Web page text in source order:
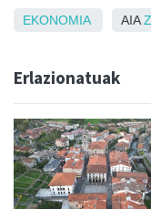
EKONOMIA AIA
Erlazionatuak